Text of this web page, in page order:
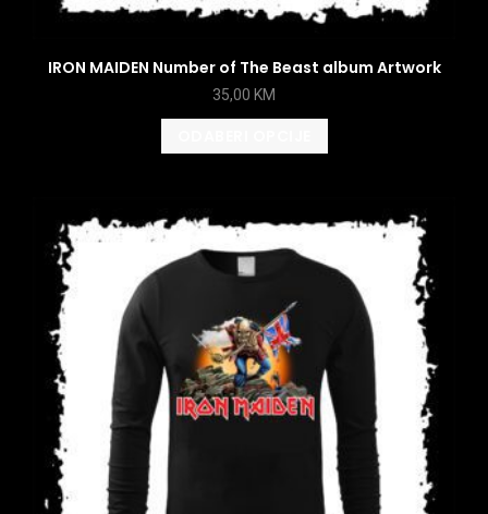
IRON MAIDEN Number of The Beast album Artwork
35,00 KM